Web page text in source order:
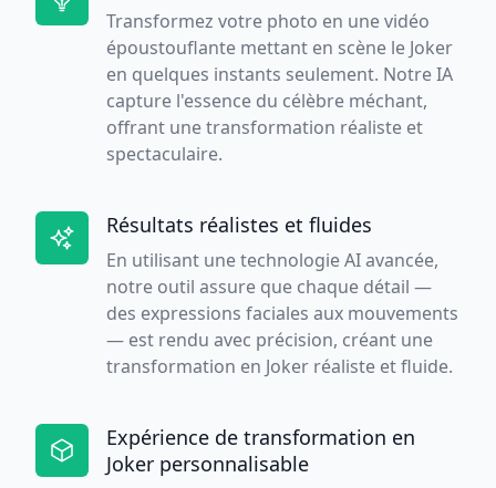
Transformez votre photo en une vidéo
époustouflante mettant en scène le Joker
en quelques instants seulement. Notre IA
capture l'essence du célèbre méchant,
offrant une transformation réaliste et
spectaculaire.
Résultats réalistes et fluides
En utilisant une technologie AI avancée,
notre outil assure que chaque détail —
des expressions faciales aux mouvements
— est rendu avec précision, créant une
transformation en Joker réaliste et fluide.
Expérience de transformation en
Joker personnalisable